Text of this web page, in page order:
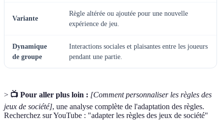
Variante
Règle altérée ou ajoutée pour une nouvelle
expérience de jeu.
Dynamique
de groupe
Interactions sociales et plaisantes entre les joueurs
pendant une partie.
> 📺 Pour aller plus loin : [Comment personnaliser les règles des
jeux de société], une analyse complète de l'adaptation des règles.
Recherchez sur YouTube : "adapter les règles des jeux de société"